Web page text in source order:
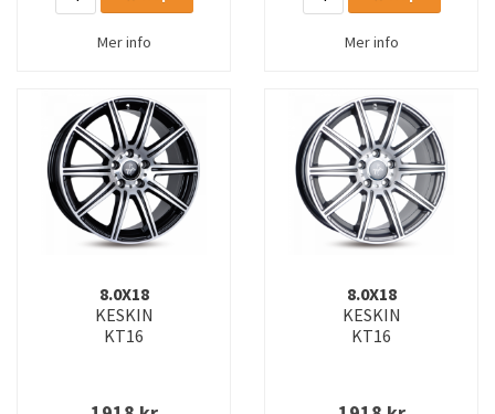
Mer info Mer info
8.0X18
KESKIN
KT16
8.0X18
KESKIN
KT16